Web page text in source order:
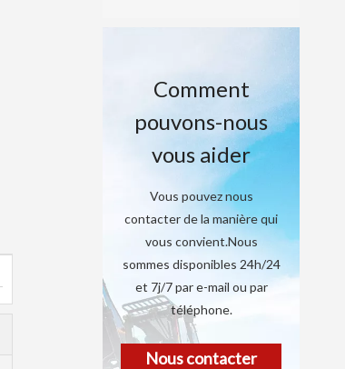
Comment
pouvons-nous
vous aider
Vous pouvez nous
contacter de la manière qui
vous convient.Nous
sommes disponibles 24h/24
et 7j/7 par e-mail ou par
téléphone.
Nous contacter